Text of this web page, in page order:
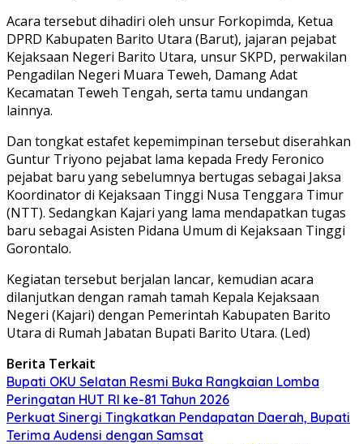
Acara tersebut dihadiri oleh unsur Forkopimda, Ketua
DPRD Kabupaten Barito Utara (Barut), jajaran pejabat
Kejaksaan Negeri Barito Utara, unsur SKPD, perwakilan
Pengadilan Negeri Muara Teweh, Damang Adat
Kecamatan Teweh Tengah, serta tamu undangan
lainnya.
Dan tongkat estafet kepemimpinan tersebut diserahkan
Guntur Triyono pejabat lama kepada Fredy Feronico
pejabat baru yang sebelumnya bertugas sebagai Jaksa
Koordinator di Kejaksaan Tinggi Nusa Tenggara Timur
(NTT). Sedangkan Kajari yang lama mendapatkan tugas
baru sebagai Asisten Pidana Umum di Kejaksaan Tinggi
Gorontalo.
Kegiatan tersebut berjalan lancar, kemudian acara
dilanjutkan dengan ramah tamah Kepala Kejaksaan
Negeri (Kajari) dengan Pemerintah Kabupaten Barito
Utara di Rumah Jabatan Bupati Barito Utara. (Led)
Berita Terkait
Bupati OKU Selatan Resmi Buka Rangkaian Lomba
Peringatan HUT RI ke-81 Tahun 2026
Perkuat Sinergi Tingkatkan Pendapatan Daerah, Bupati
Terima Audensi dengan Samsat